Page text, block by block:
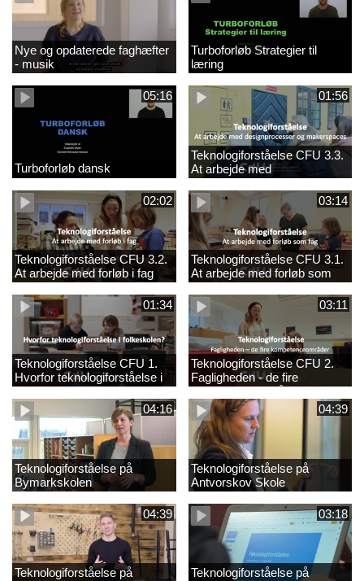
Nye og opdaterede faghæfter
- musik
Turboforløb Strategier til
læring
05:16
Turboforløb dansk
01:56
Teknologiforståelse CFU 3.3.
At arbejde med
designprocesser og
makerspaces
02:02
Teknologiforståelse CFU 3.2.
At arbejde med forløb i fag
03:14
Teknologiforståelse CFU 3.1.
At arbejde med forløb som
fag
01:34
Teknologiforståelse CFU 1.
Hvorfor teknologiforståelse i
folkeskolen?
03:11
Teknologiforståelse CFU 2.
Fagligheden - de fire
kompetenceområder
04:16
Teknologiforståelse på
Bymarkskolen
04:39
Teknologiforståelse på
Antvorskov Skole
04:39
Teknologiforståelse på
03:18
Teknologiforståelse på